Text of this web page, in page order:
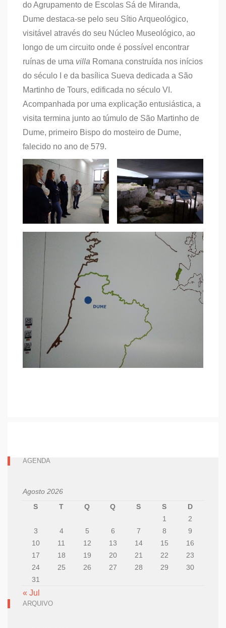
do Agrupamento de Escolas Sá de Miranda,
Dume destaca-se pelo seu Sítio Arqueológico,
visitável através do seu Núcleo Museológico, ao
longo de um circuito onde é possível encontrar
ruínas de uma villa Romana construída nos inícios
do século I e da basílica Sueva dedicada a São
Martinho de Tours, edificada no século VI.
Acompanhada por uma explicação entusiástica, a
visita termina junto ao túmulo de São Martinho de
Dume, primeiro Bispo do mosteiro de Dume,
falecido no ano de 579.
AGENDA
Agosto 2026
S
T Q Q S S
D
1
2
3
4 5 6 7 8
9
10
11 12 13 14 15
16
17
18 19 20 21 22
23
24
25 26 27 28 29
30
31
« Jul
ARQUIVO